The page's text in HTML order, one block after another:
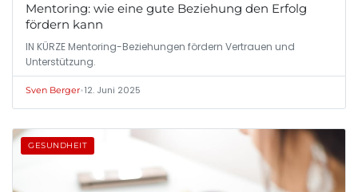
Mentoring: wie eine gute Beziehung den Erfolg
fördern kann
IN KÜRZE Mentoring-Beziehungen fördern Vertrauen und
Unterstützung.
Sven Berger•12. Juni 2025
GESUNDHEIT